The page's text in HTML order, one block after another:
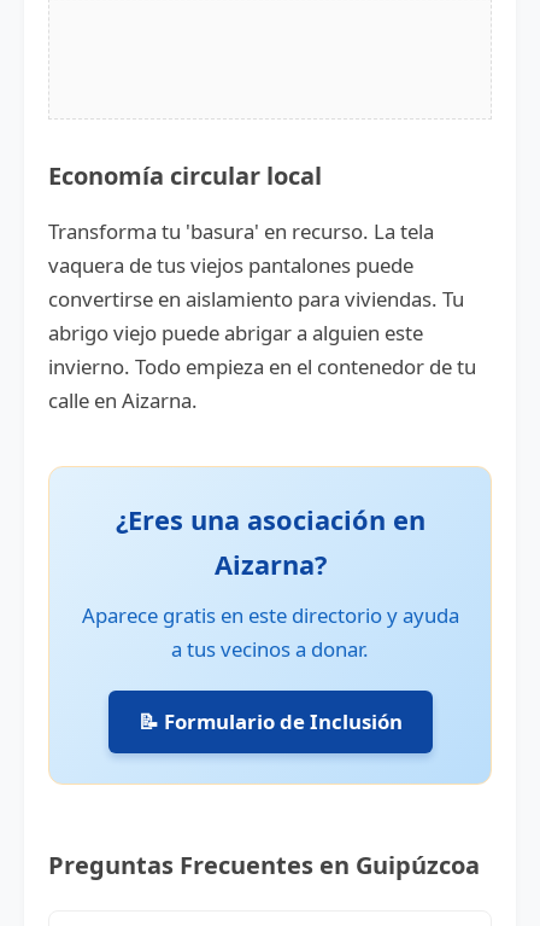
Economía circular local
Transforma tu 'basura' en recurso. La tela
vaquera de tus viejos pantalones puede
convertirse en aislamiento para viviendas. Tu
abrigo viejo puede abrigar a alguien este
invierno. Todo empieza en el contenedor de tu
calle en Aizarna.
¿Eres una asociación en
Aizarna?
Aparece gratis en este directorio y ayuda
a tus vecinos a donar.
📝 Formulario de Inclusión
Preguntas Frecuentes en Guipúzcoa